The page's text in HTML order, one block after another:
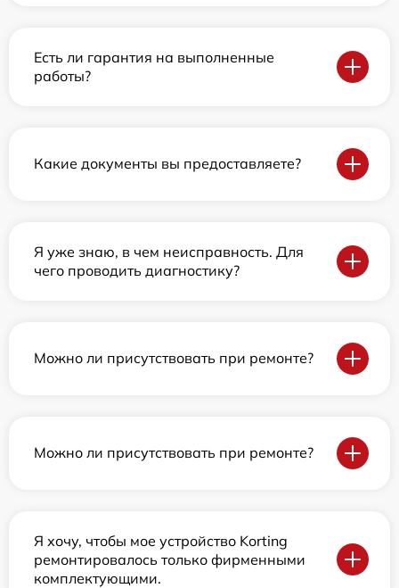
Есть ли гарантия на выполненные
работы?
Какие документы вы предоставляете?
Я уже знаю, в чем неисправность. Для
чего проводить диагностику?
Можно ли присутствовать при ремонте?
Можно ли присутствовать при ремонте?
Я хочу, чтобы мое устройство Korting
ремонтировалось только фирменными
комплектующими.